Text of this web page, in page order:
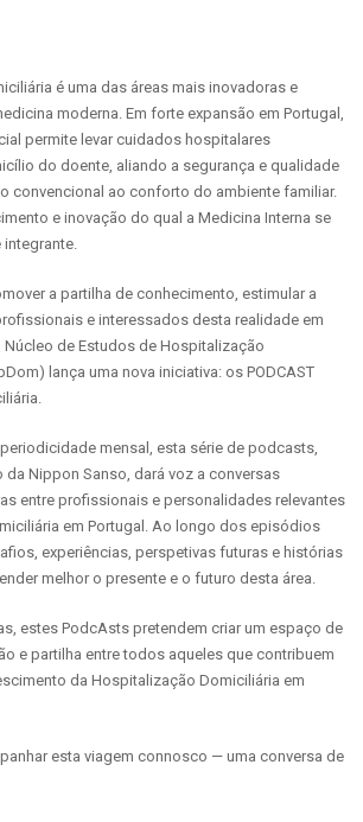
é uma das áreas mais inovadoras e
moderna. Em forte expansão em Portugal,
permite levar cuidados hospitalares
do doente, aliando a segurança e qualidade
convencional ao conforto do ambiente familiar.
e inovação do qual a Medicina Interna se
integrante.
a partilha de conhecimento, estimular a
e interessados desta realidade em
de Estudos de Hospitalização
lança uma nova iniciativa: os PODCAST
mensal, esta série de podcasts,
Nippon Sanso, dará voz a conversas
entre profissionais e personalidades relevantes
em Portugal. Ao longo dos episódios
experiências, perspetivas futuras e histórias
melhor o presente e o futuro desta área.
estes PodcAsts pretendem criar um espaço de
e partilha entre todos aqueles que contribuem
da Hospitalização Domiciliária em
esta viagem connosco — uma conversa de